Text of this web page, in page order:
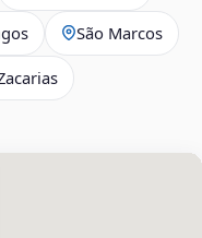
São Marcos